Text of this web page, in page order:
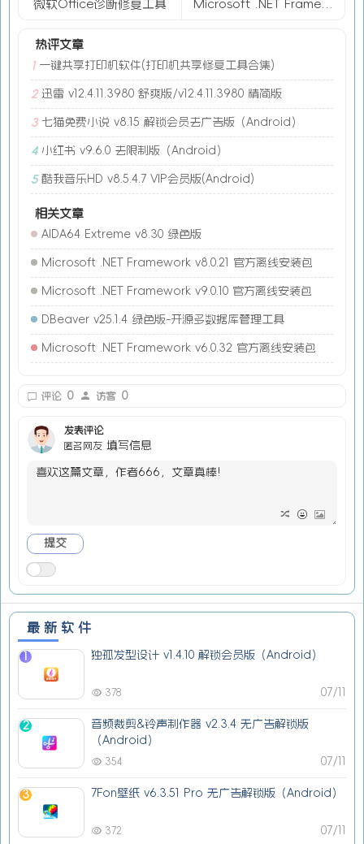
微软Office诊断修复工具
热评文章
1 一键共享打印机软件(打印机共享修复工具合集)
2 迅雷 v12.4.11.3980 舒爽版/v12.4.11.3980 精简版
3 七猫免费小说 v8.15 解锁会员去广告版（Android）
4 小红书 v9.6.0 去限制版（Android）
5 酷我音乐HD v8.5.4.7 VIP会员版(Android)
相关文章
AIDA64 Extreme v8.30 绿色版
Microsoft .NET Framework v8.0.21 官方离线安装包
Microsoft .NET Framework v9.0.10 官方离线安装包
DBeaver v25.1.4 绿色版-开源多数据库管理工具
Microsoft .NET Framework v6.0.32 官方离线安装包
评论 0 访客 0
发表评论
匿名网友 填写信息
最新软件
1 独孤发型设计 v1.4.10 解锁会员版（Android）
07/11
378
2
音频裁剪&铃声制作器 v2.3.4 无广告解锁版
（Android）
07/11
354
3 7Fon壁纸 v6.3.51 Pro 无广告解锁版（Android）
07/11
372